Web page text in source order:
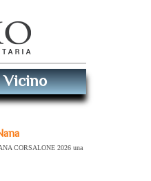
Vicino
CORSALONE 2026 una